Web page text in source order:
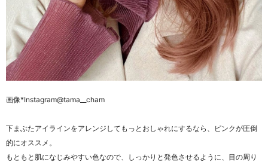
画像*Instagram@tama__cham
下まぶたアイラインをアレンジしてもっとおしゃれにするなら、ピンクが圧倒
的にオススメ。
もともと肌になじみやすい色なので、しっかりと発色させるように、目の周り